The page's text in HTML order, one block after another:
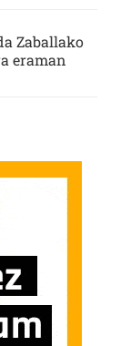
Zaballako
eraman